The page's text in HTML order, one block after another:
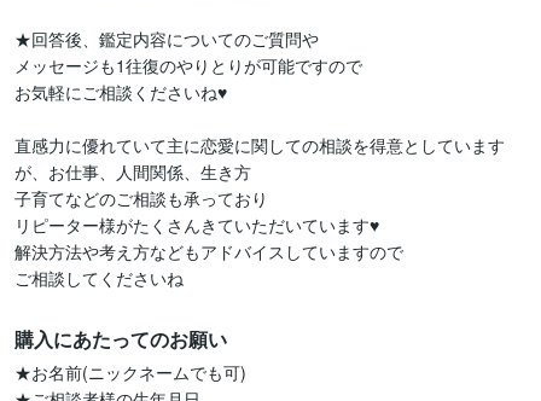
★回答後、鑑定内容についてのご質問や
メッセージも1往復のやりとりが可能ですので
お気軽にご相談くださいね♥
直感力に優れていて主に恋愛に関しての相談を得意としています
が、お仕事、人間関係、生き方
子育てなどのご相談も承っており
リピーター様がたくさんきていただいています♥
解決方法や考え方などもアドバイスしていますので
購入にあたってのお願い
★お名前(ニックネームでも可)